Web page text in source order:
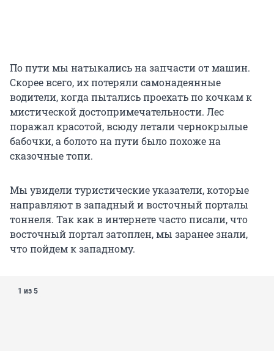
По пути мы натыкались на запчасти от машин.
Скорее всего, их потеряли самонадеянные
водители, когда пытались проехать по кочкам к
мистической достопримечательности. Лес
поражал красотой, всюду летали чернокрылые
бабочки, а болото на пути было похоже на
сказочные топи.
Мы увидели туристические указатели, которые
направляют в западный и восточный порталы
тоннеля. Так как в интернете часто писали, что
восточный портал затоплен, мы заранее знали,
что пойдем к западному.
1 из 5